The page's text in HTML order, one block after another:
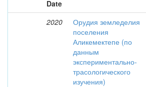
Date
2020
Орудия земледелия
поселения
Аликемектепе (по
данным
экспериментально-
трасологического
изучения)